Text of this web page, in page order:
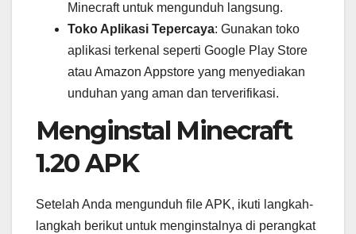
Minecraft untuk mengunduh langsung.
Toko Aplikasi Tepercaya: Gunakan toko
aplikasi terkenal seperti Google Play Store
atau Amazon Appstore yang menyediakan
unduhan yang aman dan terverifikasi.
Menginstal Minecraft
1.20 APK
Setelah Anda mengunduh file APK, ikuti langkah-
langkah berikut untuk menginstalnya di perangkat